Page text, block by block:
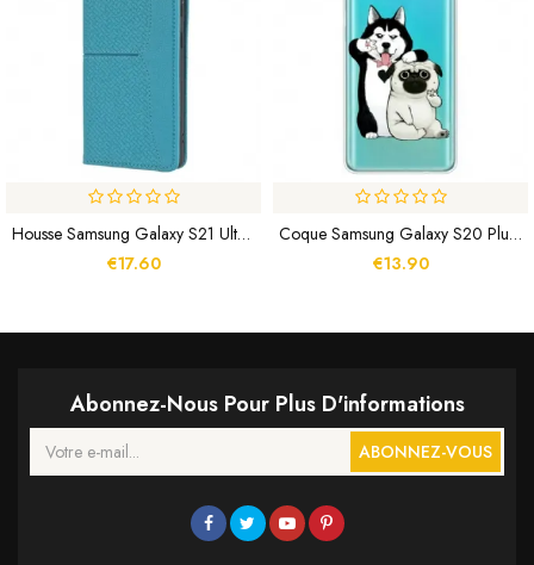
Housse Samsung Galaxy S21 Ultra 5G Style Cuir Tissée À Lanière
€17.60
Coque Samsung Galaxy S20 Plus / S20 Plus 5G Drôles De Chiens
€13.90
Abonnez-Nous Pour Plus D'informations
ABONNEZ-VOUS